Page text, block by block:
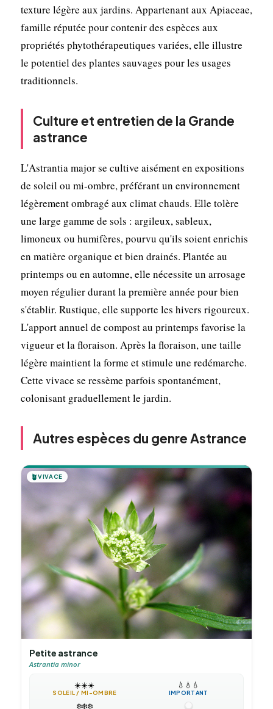
texture légère aux jardins. Appartenant aux Apiaceae,
famille réputée pour contenir des espèces aux
propriétés phytothérapeutiques variées, elle illustre
le potentiel des plantes sauvages pour les usages
traditionnels.
Culture et entretien de la Grande
astrance
L'Astrantia major se cultive aisément en expositions
de soleil ou mi-ombre, préférant un environnement
légèrement ombragé aux climat chauds. Elle tolère
une large gamme de sols : argileux, sableux,
limoneux ou humifères, pourvu qu'ils soient enrichis
en matière organique et bien drainés. Plantée au
printemps ou en automne, elle nécessite un arrosage
moyen régulier durant la première année pour bien
s'établir. Rustique, elle supporte les hivers rigoureux.
L'apport annuel de compost au printemps favorise la
vigueur et la floraison. Après la floraison, une taille
légère maintient la forme et stimule une redémarche.
Cette vivace se ressème parfois spontanément,
colonisant graduellement le jardin.
Autres espèces du genre Astrance
🪴VIVACE
Petite astrance
Astrantia minor
☀️☀️☀️
SOLEIL / MI-OMBRE
💧 💧 💧
IMPORTANT
❄️❄️❄️